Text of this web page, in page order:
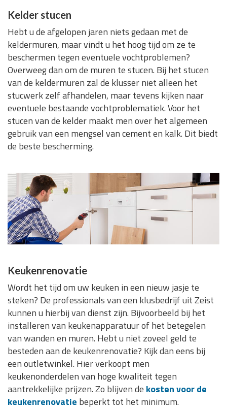
Kelder stucen
Hebt u de afgelopen jaren niets gedaan met de
keldermuren, maar vindt u het hoog tijd om ze te
beschermen tegen eventuele vochtproblemen?
Overweeg dan om de muren te stucen. Bij het stucen
van de keldermuren zal de klusser niet alleen het
stucwerk zelf afhandelen, maar tevens kijken naar
eventuele bestaande vochtproblematiek. Voor het
stucen van de kelder maakt men over het algemeen
gebruik van een mengsel van cement en kalk. Dit biedt
de beste bescherming.
Keukenrenovatie
Wordt het tijd om uw keuken in een nieuw jasje te
steken? De professionals van een klusbedrijf uit Zeist
kunnen u hierbij van dienst zijn. Bijvoorbeeld bij het
installeren van keukenapparatuur of het betegelen
van wanden en muren. Hebt u niet zoveel geld te
besteden aan de keukenrenovatie? Kijk dan eens bij
een outletwinkel. Hier verkoopt men
keukenonderdelen van hoge kwaliteit tegen
aantrekkelijke prijzen. Zo blijven de kosten voor de
keukenrenovatie beperkt tot het minimum.